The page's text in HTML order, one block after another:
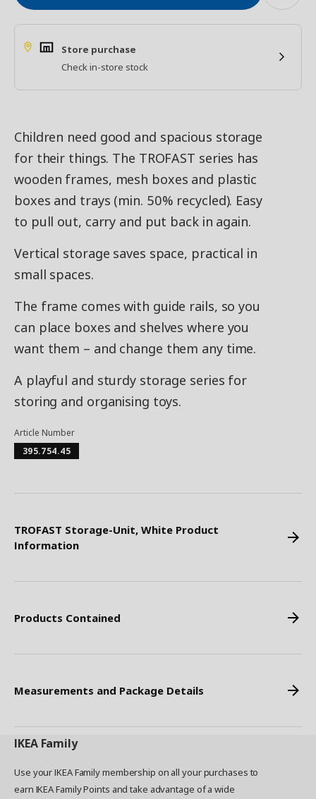
Store purchase
Check in-store stock
Children need good and spacious storage
for their things. The TROFAST series has
wooden frames, mesh boxes and plastic
boxes and trays (min. 50% recycled). Easy
to pull out, carry and put back in again.
Vertical storage saves space, practical in
small spaces.
The frame comes with guide rails, so you
can place boxes and shelves where you
want them – and change them any time.
A playful and sturdy storage series for
storing and organising toys.
Article Number
395.754.45
TROFAST Storage-Unit, White Product
Information
Products Contained
Measurements and Package Details
IKEA Family
Use your IKEA Family membership on all your purchases to
earn IKEA Family Points and take advantage of a wide